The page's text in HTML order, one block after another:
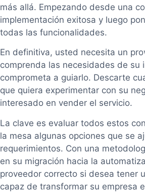
más allá. Empezando desde una
implementación exitosa y luego
todas las funcionalidades.
En definitiva, usted necesita un
comprenda las necesidades de su
comprometa a guiarlo. Descarte
que quiera experimentar con su
interesado en vender el servicio.
La clave es evaluar todos estos
la mesa algunas opciones que se
requerimientos. Con una
en su migración hacia la
proveedor correcto si desea tener
capaz de transformar su empresa